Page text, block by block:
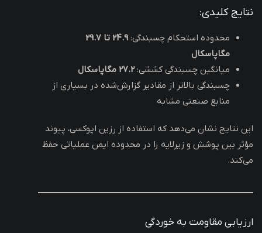
نتایج کلیدی:
محدوده استحکام چسبندگی:
24.9 تا 29.7
مگاپاسکال
میانگین چسبندگی کششی:27.2 مگاپاسکال
چسبندگی بالاتر از مقادیر گزارش‌شده در بسیاری از
منابع صنعتی مشابه
این نتایج نشان می‌دهد که استفاده از رزین اپوکسی، پیوند
مؤثر بین پوشش و زیرلایه را در محدوده ایمن عملیاتی حفظ
می‌کند.
ارزیابی مقاومت به خوردگی